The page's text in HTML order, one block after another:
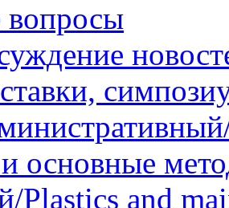
основные
Plastics and